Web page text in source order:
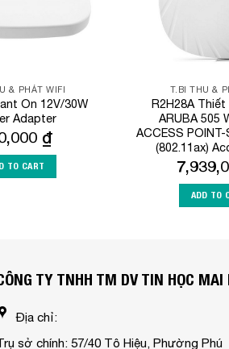
& PHÁT WIFI
On 12V/30W
Adapter
₫
TO CART
T.BI THU &
R2H28A
ARUBA 505
ACCESS
(802.11ax)
ADD TO
TY TNHH TM DV TIN HỌC MAI
Địa chỉ:
sở chính: 57/40 Tô Hiệu, Phường Phú